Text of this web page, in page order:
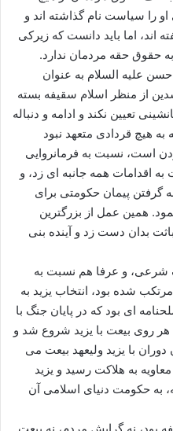
را سیاست نام گذاشته اند و
اند، اما باید دانست که زیرکی
حقوق حقه مردمان ندارد.
علیه السلام به عنوان
از منظر اسلام سقیفه بسته
تعیین نکند و ادامه و دنباله
هیچ قردادی متعهد نبود
است، نسبت به فرمانروایی
اقدامات همه جانبه ای زد، و
گرفتن پیمان حکومتی برای
همین عمل از بزرگترین
بدان دست زد و آینده بنی
شرعی، و عرفا هم نسبت به
شده بود، انتخاب یزید به
ای بود که در پایان جنگ با
هر روی بیعت با یزید شروع شد و
با یزید ولیعهد بیعت می
به هلاکت رسید و یزید
به حکومت دنیای اسلامی آن